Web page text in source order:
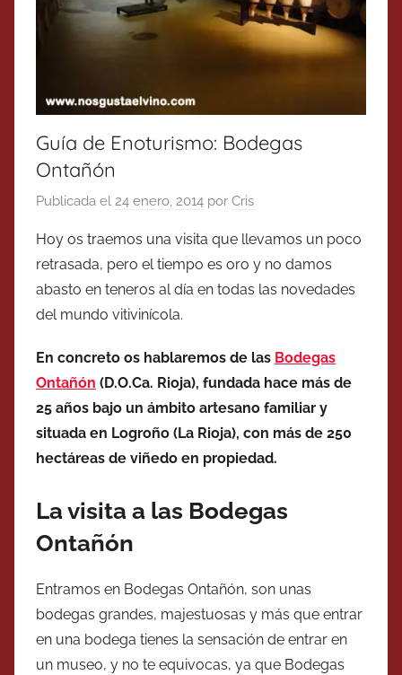
Guía de Enoturismo: Bodegas
Ontañón
Publicada el 24 enero, 2014 por Cris
Hoy os traemos una visita que llevamos un poco
retrasada, pero el tiempo es oro y no damos
abasto en teneros al día en todas las novedades
del mundo vitivinícola.
En concreto os hablaremos de las Bodegas
Ontañón (D.O.Ca. Rioja), fundada hace más de
25 años bajo un ámbito artesano familiar y
situada en Logroño (La Rioja), con más de 250
hectáreas de viñedo en propiedad.
La visita a las Bodegas
Ontañón
Entramos en Bodegas Ontañón, son unas
bodegas grandes, majestuosas y más que entrar
en una bodega tienes la sensación de entrar en
un museo, y no te equivocas, ya que Bodegas